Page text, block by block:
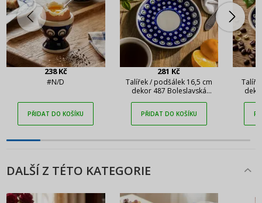
238 Kč
#N/D
PŘIDAT DO KOŠÍKU
281 Kč
Talířek / podšálek 16,5 cm
dekor 487 Boleslavská
PŘIDAT DO KOŠÍKU
DALŠÍ Z TÉTO KATEGORIE